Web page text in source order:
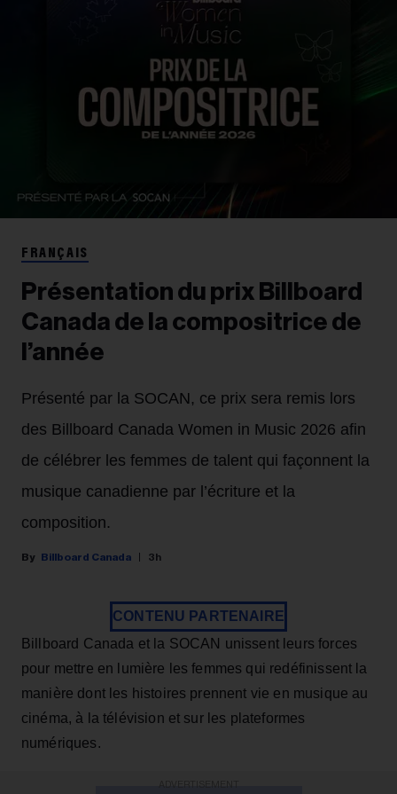
FRANÇAIS
Présentation du prix Billboard
Canada de la compositrice de
l’année
Présenté par la SOCAN, ce prix sera remis lors
des Billboard Canada Women in Music 2026 afin
de célébrer les femmes de talent qui façonnent la
musique canadienne par l’écriture et la
composition.
Billboard Canada 3h
CONTENU PARTENAIRE
Billboard Canada et la SOCAN unissent leurs forces
pour mettre en lumière les femmes qui redéfinissent la
manière dont les histoires prennent vie en musique au
cinéma, à la télévision et sur les plateformes
numériques.